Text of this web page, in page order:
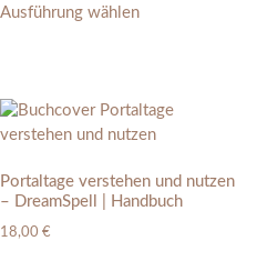
Ausführung wählen
Portaltage verstehen und nutzen
– DreamSpell | Handbuch
18,00 €